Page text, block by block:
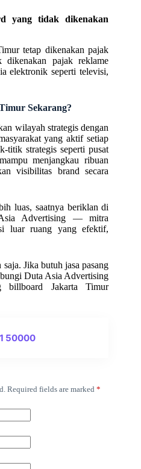
yang tidak dikenakan
tetap dikenakan pajak
pajak reklame
elektronik seperti televisi,
Sekarang?
wilayah strategis dengan
yang aktif setiap
titik strategis seperti pusat
menjangkau ribuan
visibilitas brand secara
luas, saatnya beriklan di
Advertising — mitra
luar ruang yang efektif,
Jika butuh jasa pasang
Duta Asia Advertising
billboard Jakarta Timur
50000
Required fields are marked *